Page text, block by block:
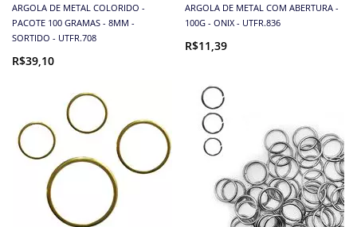
ARGOLA DE METAL COLORIDO -
PACOTE 100 GRAMAS - 8MM -
SORTIDO - UTFR.708
R$39,10
ARGOLA DE METAL COM ABERTURA -
100G - ONIX - UTFR.836
R$11,39